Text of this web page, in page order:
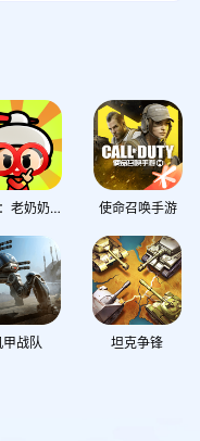
宫爆：老奶奶家族篇 使命召唤手游
甲战队 坦克争锋